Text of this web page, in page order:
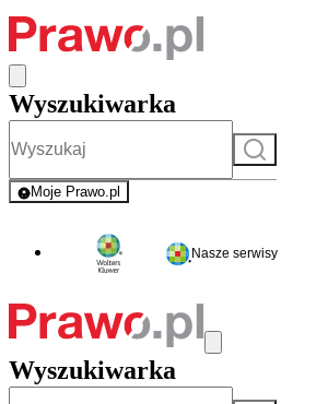
Wyszukiwarka
Szukaj
Moje Prawo.pl
- rejestracja i logowanie do serwisu
Nasze serwisy
Wyszukiwarka